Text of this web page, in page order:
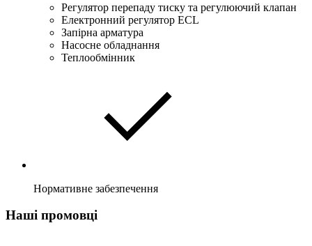
Регулятор перепаду тиску та регулюючий клапан
Електронний регулятор ECL
Запірна арматура
Насосне обладнання
Теплообмінник
Нормативне забезпечення
Наші промовці